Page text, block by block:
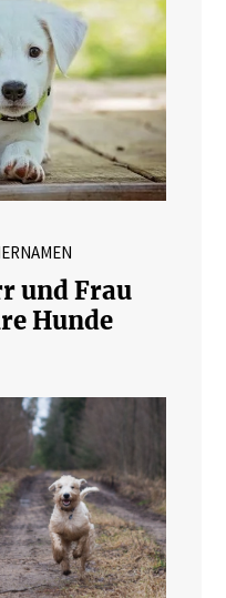
und Frau
Hunde